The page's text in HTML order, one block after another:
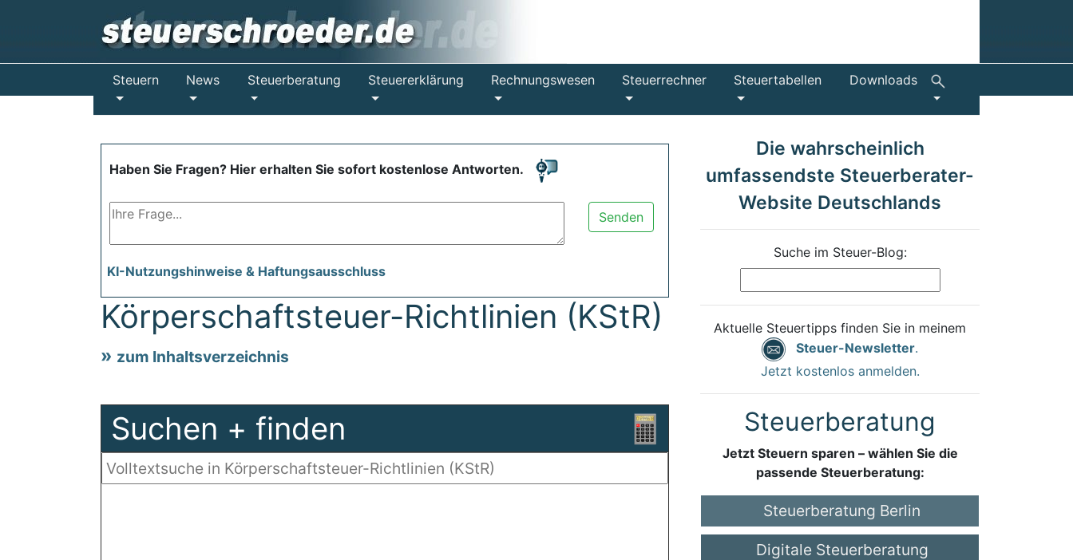
Steuern News Steuerberatung Steuererklärung Rechnungswesen Steuerrechner Steuertabellen Downloads
Haben Sie Fragen? Hier erhalten Sie sofort kostenlose Antworten.
Senden
KI-Nutzungshinweise & Haftungsausschluss
Körperschaftsteuer-Richtlinien (KStR)
zum Inhaltsverzeichnis
Suchen + finden
Die wahrscheinlich
umfassendste Steuerberater-
Website Deutschlands
Suche im Steuer-Blog:
Aktuelle Steuertipps finden Sie in meinem
Steuer-Newsletter.
Jetzt kostenlos anmelden.
Steuerberatung
Jetzt Steuern sparen – wählen Sie die
passende Steuerberatung:
Steuerberatung Berlin
Digitale Steuerberatung